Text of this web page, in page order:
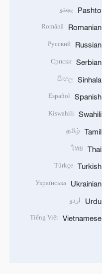
Pashto پښتو
Romanian
Română
Russian
Русский
Serbian
Српски
Sinhala
සිංහල
Spanish
Español
Swahili
Kiswahili
Tamil
தமிழ்
Thai
ไทย
Turkish
Türkçe
Ukrainian
Українська
Urdu اردو
Vietnamese
Tiếng Việt